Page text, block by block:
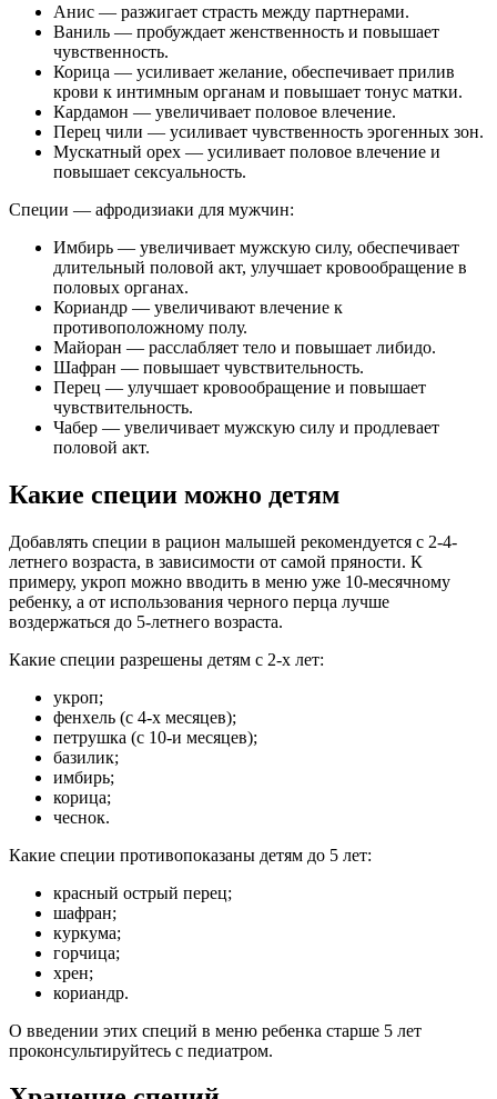
Анис — разжигает страсть между партнерами.
Ваниль — пробуждает женственность и повышает
чувственность.
Корица — усиливает желание, обеспечивает прилив
крови к интимным органам и повышает тонус матки.
Кардамон — увеличивает половое влечение.
Перец чили — усиливает чувственность эрогенных зон.
Мускатный орех — усиливает половое влечение и
повышает сексуальность.
Специи — афродизиаки для мужчин:
Имбирь — увеличивает мужскую силу, обеспечивает
длительный половой акт, улучшает кровообращение в
половых органах.
Кориандр — увеличивают влечение к
противоположному полу.
Майоран — расслабляет тело и повышает либидо.
Шафран — повышает чувствительность.
Перец — улучшает кровообращение и повышает
чувствительность.
Чабер — увеличивает мужскую силу и продлевает
половой акт.
Какие специи можно детям
Добавлять специи в рацион малышей рекомендуется с 2-4-
летнего возраста, в зависимости от самой пряности. К
примеру, укроп можно вводить в меню уже 10-месячному
ребенку, а от использования черного перца лучше
воздержаться до 5-летнего возраста.
Какие специи разрешены детям с 2-х лет:
укроп;
фенхель (с 4-х месяцев);
петрушка (с 10-и месяцев);
базилик;
имбирь;
корица;
чеснок.
Какие специи противопоказаны детям до 5 лет:
красный острый перец;
шафран;
куркума;
горчица;
хрен;
кориандр.
О введении этих специй в меню ребенка старше 5 лет
проконсультируйтесь с педиатром.